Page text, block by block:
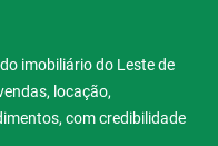
imobiliário do Leste de
locação,
com credibilidade